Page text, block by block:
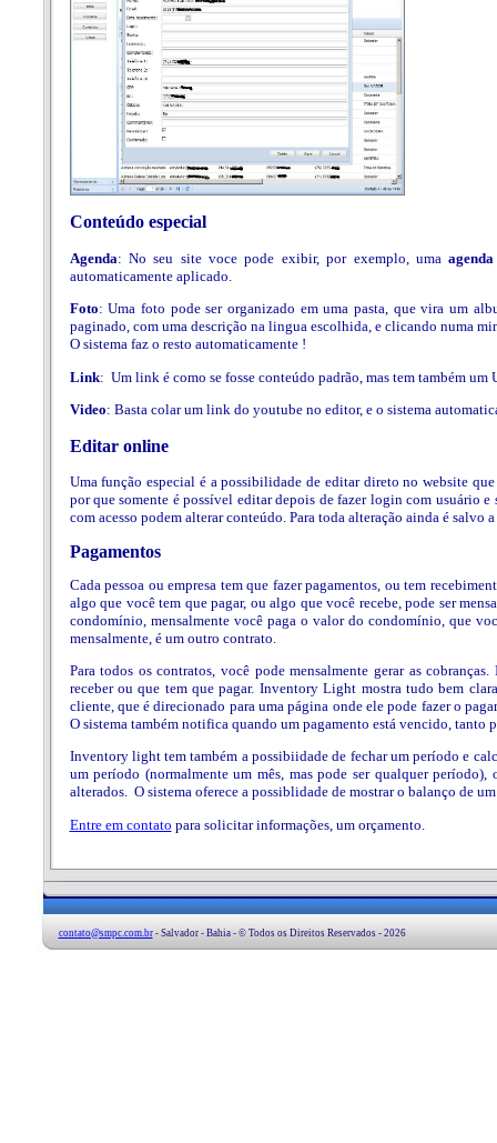
Conteúdo especial
Agenda: No seu site voce pode exibir, por exemplo, umaagenda
automaticamente aplicado.
Foto: Uma foto pode ser organizado em uma pasta, que vira um
paginado, com uma descrição na lingua escolhida, e clicando numa
O sistema faz o resto automaticamente !
Link: Um link é como se fosse conteúdo padrão, mas tem também
Video: Basta colar um link do youtube no editor, e o sistema
Editar online
Uma função especial é a possibilidade de editar direto no website
por que somente é possível editar depois de fazer login com usuário
com acesso podem alterar conteúdo. Para toda alteração ainda é salvo
Pagamentos
Cada pessoa ou empresa tem que fazer pagamentos, ou tem
algo que você tem que pagar, ou algo que você recebe, pode ser
condomínio, mensalmente você paga o valor do condomínio, que
mensalmente, é um outro contrato.
Para todos os contratos, você pode mensalmente gerar as
receber ou que tem que pagar. Inventory Light mostra tudo bem
cliente, que é direcionado para uma página onde ele pode fazer o
O sistema também notifica quando um pagamento está vencido, tanto
Inventory light tem também a possibiidade de fechar um período e
um período (normalmente um mês, mas pode ser qualquer
alterados. O sistema oferece a possiblidade de mostrar o balanço de
Entre em contato para solicitar informações, um orçamento.
contato@smpc.com.br- Salvador - Bahia - © Todos os Direitos Reservados - 2026